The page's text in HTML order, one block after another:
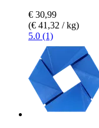
€ 30,99
(€ 41,32 / kg)
5.0 (1)